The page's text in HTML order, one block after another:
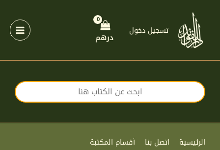
المحتوى
تسجيل دخول
درهم
الرئيسية اتصل بنا أقسام المكتبة